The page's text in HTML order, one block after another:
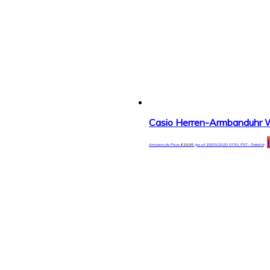
Casio Herren-Armbanduhr
Amazon.de Price:€16,99 (as of 18/03/2020 07:51 PST-Details)